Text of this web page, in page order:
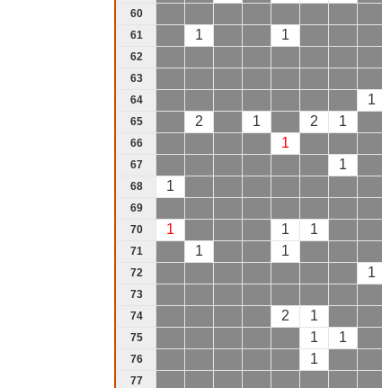
60
61 1 1
62
63
64 1
65 2 1 2 1
66 1
67 1
68 1
69
70 1 1 1
71 1 1
72 1
73
74 2 1
75 1 1
76 1
77